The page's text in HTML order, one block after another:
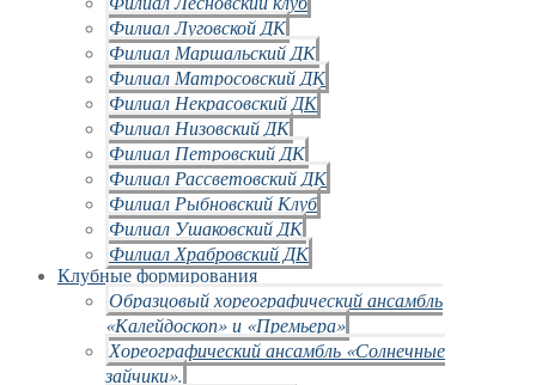
Филиал Луговской ДК
Филиал Маршальский ДК
Филиал Матросовский ДК
Филиал Некрасовский ДК
Филиал Низовский ДК
Филиал Петровский ДК
Филиал Рассветовский ДК
Филиал Рыбновский Клуб
Филиал Ушаковский ДК
Филиал Храбровский ДК
Клубные формирования
Образцовый хореографический ансамбль
«Калейдоскоп» и «Премьера»
Хореографический ансамбль «Солнечные
зайчики».